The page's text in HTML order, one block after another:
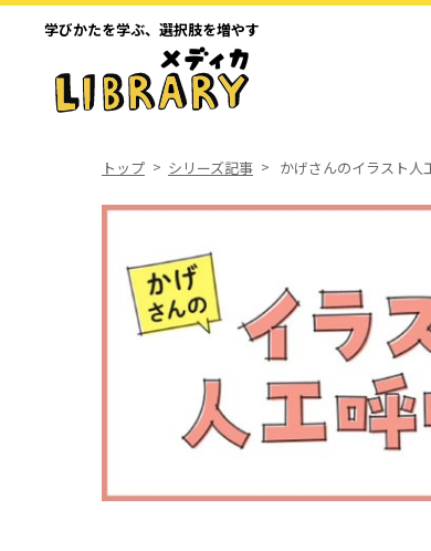
学びかたを学ぶ、 選択肢を増やす
トップ シリーズ記事 かげさんのイラスト人